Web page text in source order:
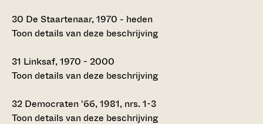
30 De Staartenaar, 1970 - heden
Toon details van deze beschrijving
31 Linksaf, 1970 - 2000
Toon details van deze beschrijving
32 Democraten '66, 1981, nrs. 1-3
Toon details van deze beschrijving